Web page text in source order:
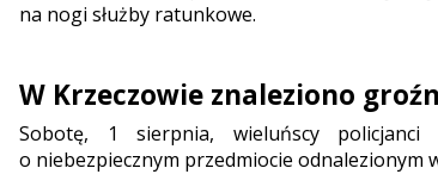
na nogi służby ratunkowe.
W Krzeczowie znaleziono
Sobotę, 1 sierpnia, wieluńscy policjanci
o niebezpiecznym przedmiocie odnalezionym